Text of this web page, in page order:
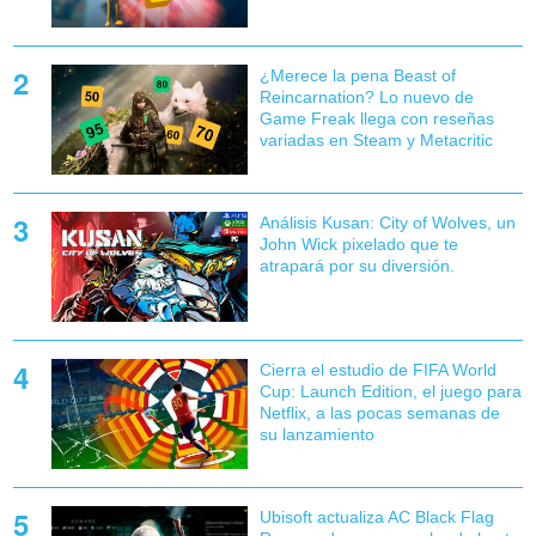
¿Merece la pena Beast of
Reincarnation? Lo nuevo de
Game Freak llega con reseñas
variadas en Steam y Metacritic
Análisis Kusan: City of Wolves, un
John Wick pixelado que te
atrapará por su diversión.
Cierra el estudio de FIFA World
Cup: Launch Edition, el juego para
Netflix, a las pocas semanas de
su lanzamiento
Ubisoft actualiza AC Black Flag